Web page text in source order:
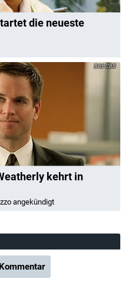
die neueste
CBS
kehrt in
angekündigt